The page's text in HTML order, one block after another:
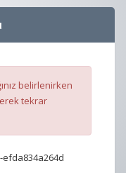
belirlenirken
tekrar
efda834a264d